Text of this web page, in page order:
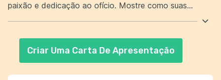
paixão e dedicação ao ofício. Mostre como suas
anteriores tiveram impacto e por que você deseja
colaborar com a empresa. A autenticidade e a conexão
Criar Uma Carta De Apresentação